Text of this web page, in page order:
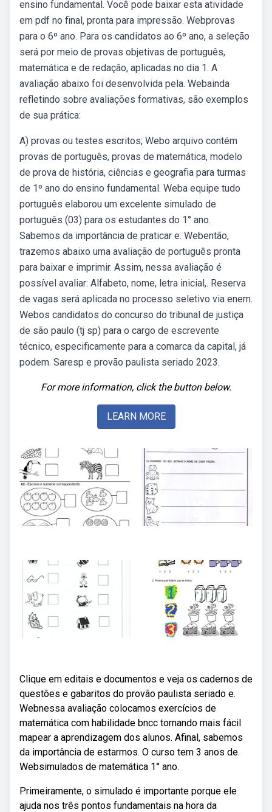
ensino fundamental. Você pode baixar esta atividade
em pdf no final, pronta para impressão. Webprovas
para o 6º ano. Para os candidatos ao 6º ano, a seleção
será por meio de provas objetivas de português,
matemática e de redação, aplicadas no dia 1. A
avaliação abaixo foi desenvolvida pela. Webainda
refletindo sobre avaliações formativas, são exemplos
de sua prática:
A) provas ou testes escritos; Webo arquivo contém
provas de português, provas de matemática, modelo
de prova de história, ciências e geografia para turmas
de 1º ano do ensino fundamental. Weba equipe tudo
português elaborou um excelente simulado de
português (03) para os estudantes do 1° ano.
Sabemos da importância de praticar e. Webentão,
trazemos abaixo uma avaliação de português pronta
para baixar e imprimir. Assim, nessa avaliação é
possível avaliar: Alfabeto, nome, letra inicial,. Reserva
de vagas será aplicada no processo seletivo via enem.
Webos candidatos do concurso do tribunal de justiça
de são paulo (tj sp) para o cargo de escrevente
técnico, especificamente para a comarca da capital, já
podem. Saresp e provão paulista seriado 2023.
For more information, click the button below.
LEARN MORE
Clique em editais e documentos e veja os cadernos de
questões e gabaritos do provão paulista seriado e.
Webnessa avaliação colocamos exercícios de
matemática com habilidade bncc tornando mais fácil
mapear a aprendizagem dos alunos. Afinal, sabemos
da importância de estarmos. O curso tem 3 anos de.
Websimulados de matemática 1° ano.
Primeiramente, o simulado é importante porque ele
ajuda nos três pontos fundamentais na hora da